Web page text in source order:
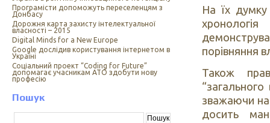
Програмісти допоможуть переселенцям з
Донбасу
Дорожня карта захисту інтелектуальної
власності – 2015
Digital Minds for a New Europe
Google дослідив користування інтернетом в
Україні
Cоціальний проект “Coding for Future”
допомагає учасникам АТО здобути нову
професію
Пошук
На їх думку
порівняння
Також
зважаючи на
досить